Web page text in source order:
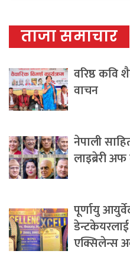
ताजा समाचार
वरिष्ठ कवि
वाचन
नेपाली
लाइब्रेरी
पूर्णायु
एक्सिलेन्स